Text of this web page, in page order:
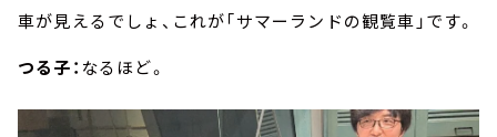
車が見えるでしょ、これが「サマーランドの観覧車」です。
つる子： なるほど。